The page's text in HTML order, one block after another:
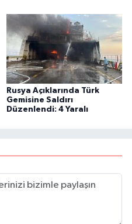
Rusya Açıklarında Türk
Gemisine Saldırı
Düzenlendi: 4 Yaralı